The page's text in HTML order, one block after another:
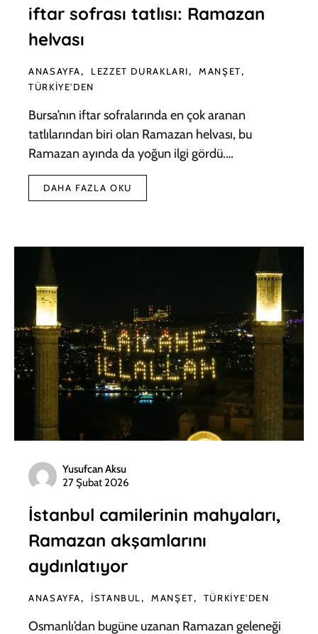
iftar sofrası tatlısı: Ramazan
helvası
ANASAYFA LEZZET DURAKLARI
MANŞET
TÜRKIYE'DEN
Bursa’nın iftar sofralarında en çok aranan
tatlılarından biri olan Ramazan helvası, bu
Ramazan ayında da yoğun ilgi gördü.…
DAHA FAZLA OKU
Yusufcan Aksu
27 Şubat 2026
İstanbul camilerinin mahyaları,
Ramazan akşamlarını
aydınlatıyor
ANASAYFA İSTANBUL MANŞET TÜRKIYE'DEN
Osmanlı’dan bugüne uzanan Ramazan geleneği